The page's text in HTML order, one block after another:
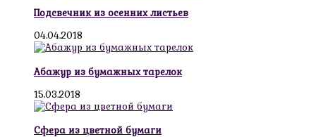
Подсвечник из осенних листьев
04.04.2018
Абажур из бумажных тарелок
15.03.2018
Сфера из цветной бумаги